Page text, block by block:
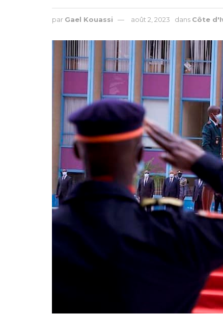
par Gael Kouassi août 2, 2023 dans Côte